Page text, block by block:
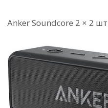
Anker Soundcore 2 × 2